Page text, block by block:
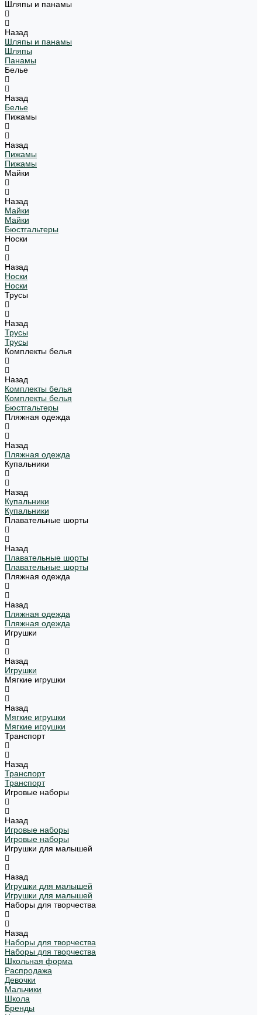
Шляпы и панамы
Назад
Шляпы и панамы
Шляпы
Панамы
Белье
Назад
Белье
Пижамы
Назад
Пижамы
Пижамы
Майки
Назад
Майки
Майки
Бюстгальтеры
Носки
Назад
Носки
Носки
Трусы
Назад
Трусы
Трусы
Комплекты белья
Назад
Комплекты белья
Комплекты белья
Бюстгальтеры
Пляжная одежда
Назад
Пляжная одежда
Купальники
Назад
Купальники
Купальники
Плавательные шорты
Назад
Плавательные шорты
Плавательные шорты
Пляжная одежда
Назад
Пляжная одежда
Пляжная одежда
Игрушки
Назад
Игрушки
Мягкие игрушки
Назад
Мягкие игрушки
Мягкие игрушки
Транспорт
Назад
Транспорт
Транспорт
Игровые наборы
Назад
Игровые наборы
Игровые наборы
Игрушки для малышей
Назад
Игрушки для малышей
Игрушки для малышей
Наборы для творчества
Назад
Наборы для творчества
Наборы для творчества
Школьная форма
Распродажа
Девочки
Мальчики
Школа
Бренды